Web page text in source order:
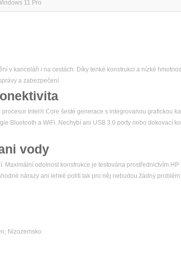
11 Pro
v kanceláři i na cestách. Díky tenké konstrukci a nízké
a zabezpečení.
Intel® Core šesté generace s integrovanou grafickou
Bluetooth a WiFi. Nechybí ani USB 3.0 porty nebo dokovací
vody
Maximální odolnost konstrukce je testována prostřednictvím
nárazy ani lehké polití tak pro něj nebudou žádný problém.
Nizozemsko